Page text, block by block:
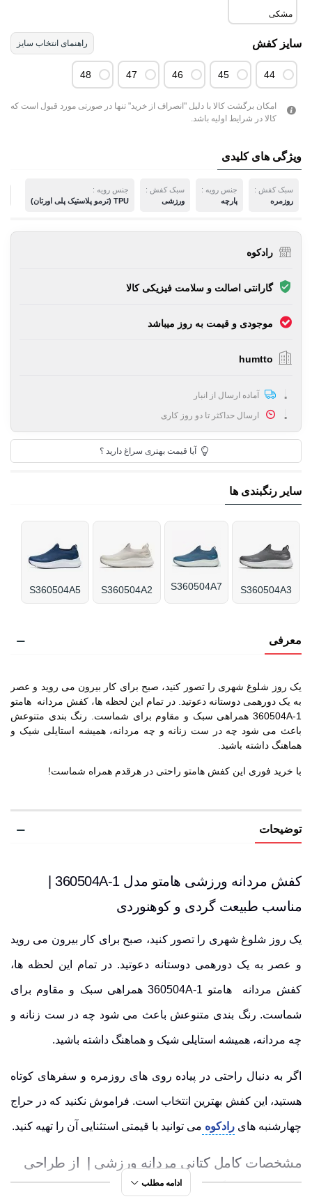
مشکی
سایز کفش راهنمای انتخاب سایز
44
45
46
47
48
امکان برگشت کالا با دلیل "انصراف از خرید" تنها در صورتی مورد قبول است که
کالا در شرایط اولیه باشد.
ویژگی های کلیدی
سبک کفش :
روزمره
جنس رویه :
پارچه
سبک کفش :
ورزشی
جنس رویه :
TPU (ترمو پلاستیک پلی اورتان)
رادکوه
گارانتی اصالت و سلامت فیزیکی کالا
موجودی و قیمت به روز میباشد
humtto
آماده ارسال از انبار
ارسال حداکثر تا دو روز کاری
آیا قیمت بهتری سراغ دارید ؟
سایر رنگبندی ها
S360504A3
S360504A7
S360504A2
S360504A5
معرفی
یک روز شلوغ شهری را تصور کنید، صبح برای کار بیرون می روید و عصر
به یک دورهمی دوستانه دعوتید. در تمام این لحظه ها، کفش مردانه هامتو
360504A-1 همراهی سبک و مقاوم برای شماست. رنگ بندی متنوعش
باعث می شود چه در ست زنانه و چه مردانه، همیشه استایلی شیک و
هماهنگ داشته باشید.
با خرید فوری این کفش هامتو راحتی در هرقدم همراه شماست!
توضیحات
مناسب طبیعت گردی و کوهنوردی
یک روز شلوغ شهری را تصور کنید، صبح برای کار بیرون می روید
و عصر به یک دورهمی دوستانه دعوتید. در تمام این لحظه ها،
کفش مردانه هامتو 360504A-1 همراهی سبک و مقاوم برای
شماست. رنگ بندی متنوعش باعث می شود چه در ست زنانه و
چه مردانه، همیشه استایلی شیک و هماهنگ داشته باشید.
اگر به دنبال راحتی در پیاده روی های روزمره و سفرهای کوتاه
هستید، این کفش بهترین انتخاب است. فراموش نکنید که در حراج
چهارشنبه های رادکوه می توانید با قیمتی استثنایی آن را تهیه کنید.
مشخصات کامل کتانی مردانه ورزشی | از طراحی
استاندارد تا رنگ بندی جذاب
ادامه مطلب